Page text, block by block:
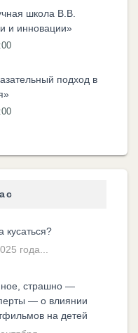
школа В.В.
и инновации»
подход в
кусаться?
года...
страшно —
— о влиянии
на детей